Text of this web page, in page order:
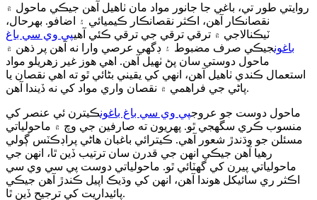
روايتي طور تي، باغي جا جانور مواد مان ٺاهيل آهن جيڪي ماحول ۾
نقصانڪار آهن، اڪثر نقصانڪار ڪيميائي ۽ اضافو. بهرحال،
ٽيڪنالاجي ۾ ترقي ترقي جي ترقي ڪئي آهيپي وي سي باغ
باغونجيڪي صرف مضبوط ۽ ڊگهي عرصي وارا نه آهن پر ذهن ۾
ماحول دوستي سان پڻ ٺهيل آهن. اهي هوز غير زهريلو مواد
استعمال ڪندي ٺاهيل آهن، انهي کي يقيني بڻائي ٿو ته اهي نقصان يا
پاڻي جي فراهمي ۾ نقصان واري مواد کي نه ڏيندا آهن.
ماحول دوست جو عروجپي وي سي باغ باغونڪيترن ئي عنصر کي
منسوب ڪري سگهجي ٿو. پهريون ته صارفين جي وچ ۾ ماحولياتي
مسئلن جو وڌندڙ شعور آهي. ڪيترائي باغبان هاڻي پراڊڪٽس ڳولي
رهيا آهن جيڪي انهن جي قدرن سان ترتيب ڏين ٿا، انهن جي
ماحولياتي پيرن کي گهٽائي ٿو. ماحولياتي دوست پي سي وي سي
اڪثر ري سائیکل هوندا آهن، انهن کي وڌيڪ اپيل ڪندڙ آهن جيڪي
پائيداريت کي ترجيح ڏين ٿا.